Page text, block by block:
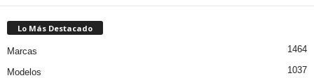
Lo Más Destacado
Marcas 1464
Modelos 1037